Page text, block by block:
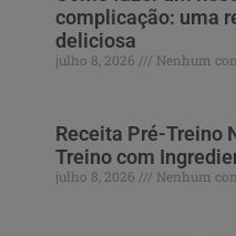
complicação: uma
deliciosa
julho 8, 2026 Nenhum
Receita Pré-Treino
Treino com
julho 8, 2026 Nenhum